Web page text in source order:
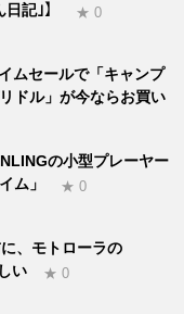
記｣】
★ 0
ムセールで「キャンプ
ドル」が今ならお買い
の小型プレーヤー
ム」
★ 0
、モトローラの
い
★ 0